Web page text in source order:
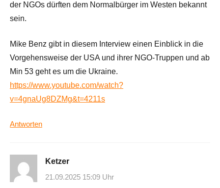
der NGOs dürften dem Normalbürger im Westen bekannt
sein.
Mike Benz gibt in diesem Interview einen Einblick in die
Vorgehensweise der USA und ihrer NGO-Truppen und ab
Min 53 geht es um die Ukraine.
https://www.youtube.com/watch?
v=4gnaUg8DZMg&t=4211s
Antworten
Ketzer
21.09.2025 15:09 Uhr